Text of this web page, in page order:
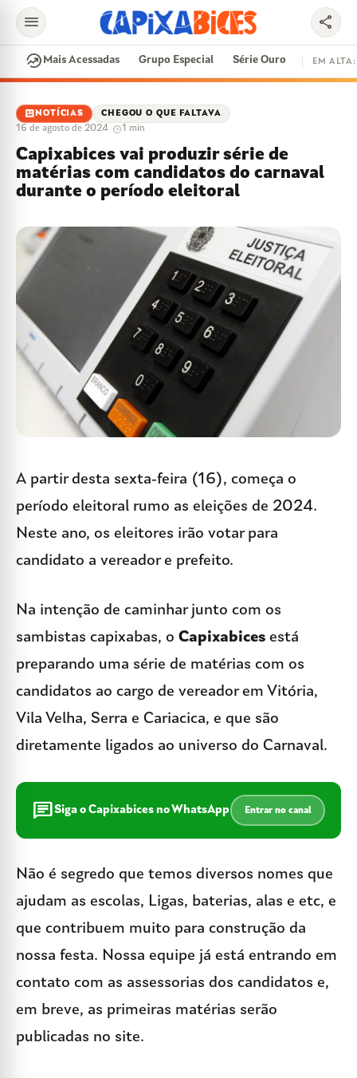
search
EM ALTA
CONTRATAÇÕES VAI E VEM
DISPUTA DE SAMBA SAMBA-ENREDO
PARINTINS EVENTOS FEIJOADA
menu share
whatshot Mais Acessadas Grupo Especial Série Ouro EM ALTA:
newsmode NOTÍCIAS CHEGOU O QUE FALTAVA
16 de agosto de 2024· 1 min
Capixabices vai produzir série de
matérias com candidatos do carnaval
durante o período eleitoral
A partir desta sexta-feira (16), começa o
período eleitoral rumo as eleições de 2024.
Neste ano, os eleitores irão votar para
candidato a vereador e prefeito.
Na intenção de caminhar junto com os
sambistas capixabas, o Capixabices está
preparando uma série de matérias com os
candidatos ao cargo de vereador em Vitória,
Vila Velha, Serra e Cariacica, e que são
diretamente ligados ao universo do Carnaval.
chatSiga o Capixabices no WhatsApp Entrar no canal
Não é segredo que temos diversos nomes que
ajudam as escolas, Ligas, baterias, alas e etc, e
que contribuem muito para construção da
nossa festa. Nossa equipe já está entrando em
contato com as assessorias dos candidatos e,
em breve, as primeiras matérias serão
publicadas no site.